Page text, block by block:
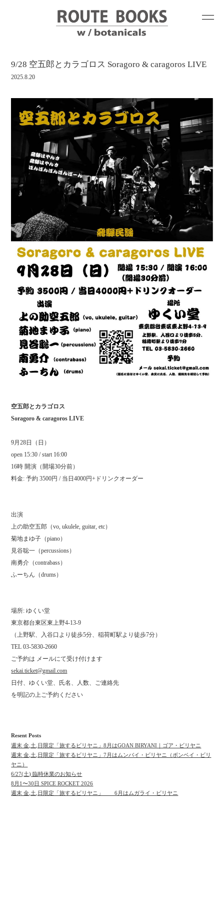
9/28 空五郎とカラゴロス Soragoro & caragoros LIVE
2025.8.20
空五郎とカラゴロス
Soragoro & caragoros LIVE
9月28日（日）
open 15:30 / start 16:00
16時 開演（開場30分前）
料金: 予約 3500円 / 当日4000円+ドリンクオーダー
出演
上の助空五郎（vo, ukulele, guitar, etc）
菊地まゆ子（piano）
見谷聡一（percussions）
南勇介（contrabass）
ふーちん（drums）
場所: ゆくい堂
東京都台東区東上野4-13-9
（上野駅、入谷口より徒歩5分、稲荷町駅より徒歩7分）
TEL 03-5830-2660
ご予約は メールにて受け付けます
sekai.ticket@gmail.com
日付、ゆくい堂、氏名、人数、ご連絡先
を明記の上ご予約ください
Resent Posts
週末 金,土,日限定「旅するビリヤニ」8月はGOAN BIRYANI｜ゴア・ビリヤニ
週末 金,土,日限定「旅するビリヤニ」7月はムンバイ・ビリヤニ（ボンベイ・ビリ
ヤニ）
6/27(土) 臨時休業のお知らせ
8月1〜30日 SPICE ROCKET 2026
週末 金,土,日限定「旅するビリヤニ」 6月はムガライ・ビリヤニ